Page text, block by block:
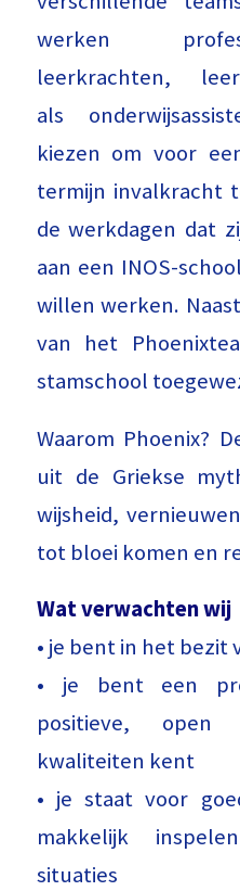
werken
leerkrachten,
als
kiezen om voor
termijn invalkracht
de werkdagen dat
aan een INOS-
willen werken.
van het
stamschool
Waarom Phoenix?
uit de Griekse
wijsheid,
tot bloei komen en
Wat verwachten wij
• je bent in het bezit
• je bent een
positieve,
kwaliteiten kent
• je staat voor
makkelijk
situaties